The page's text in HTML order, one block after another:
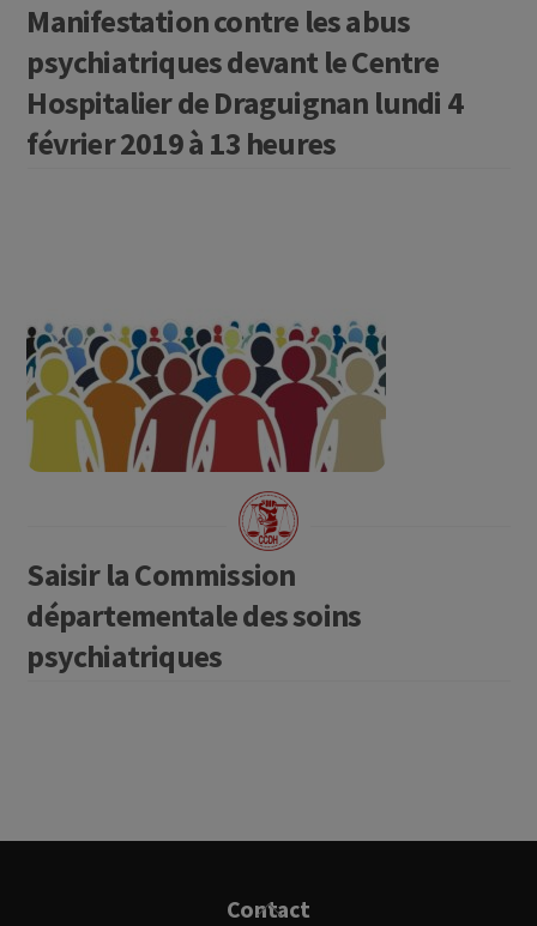
Manifestation contre les abus
psychiatriques devant le Centre
Hospitalier de Draguignan lundi 4
février 2019 à 13 heures
Saisir la Commission
départementale des soins
psychiatriques
Back
Contact